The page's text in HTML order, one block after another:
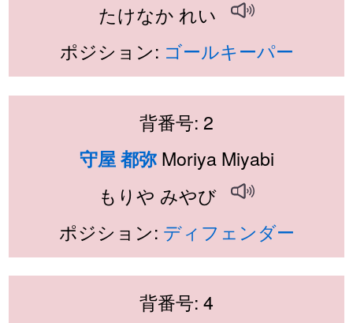
たけなか れい
ポジション: ゴールキーパー
背番号: 2
守屋 都弥Moriya Miyabi
もりや みやび
ポジション: ディフェンダー
背番号: 4